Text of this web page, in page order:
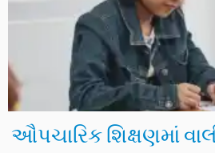
ઔપચારિક શિક્ષણમાં